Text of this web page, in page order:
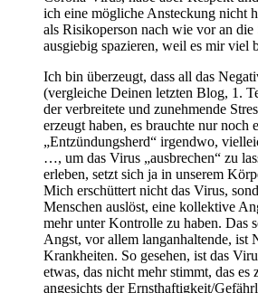
ich eine mögliche Ansteckung nicht
als Risikoperson nach wie vor an
ausgiebig spazieren, weil es mir viel
Ich bin überzeugt, dass all das
(vergleiche Deinen letzten Blog, 1.
der verbreitete und zunehmende
erzeugt haben, es brauchte nur noch
„Entzündungsherd“ irgendwo,
…, um das Virus „ausbrechen“ zu
erleben, setzt sich ja in unserem
Mich erschüttert nicht das Virus,
Menschen auslöst, eine kollektive
mehr unter Kontrolle zu haben. Das
Angst, vor allem langanhaltende, ist
Krankheiten. So gesehen, ist das
etwas, das nicht mehr stimmt, das es
angesichts der Ernsthaftigkeit/